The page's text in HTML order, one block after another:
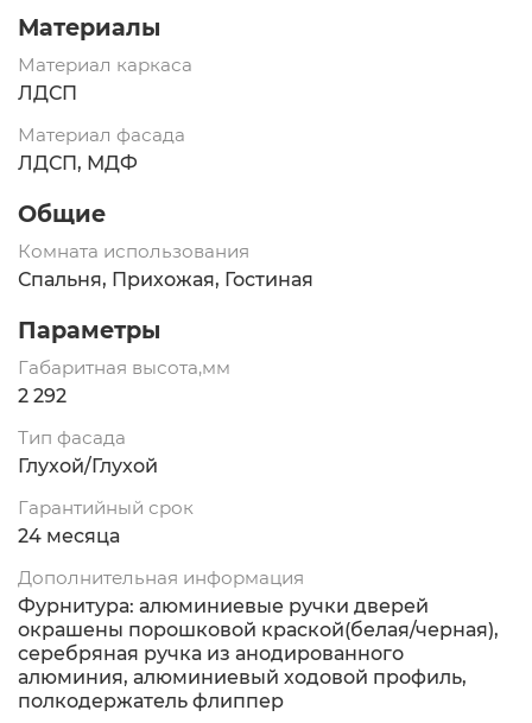
Материалы
Материал каркаса
ЛДСП
Материал фасада
ЛДСП, МДФ
Общие
Комната использования
Спальня, Прихожая, Гостиная
Параметры
Габаритная высота,мм
2 292
Тип фасада
Глухой/Глухой
Гарантийный срок
24 месяца
Дополнительная информация
Фурнитура: алюминиевые ручки дверей
окрашены порошковой краской(белая/черная),
серебряная ручка из анодированного
алюминия, алюминиевый ходовой профиль,
полкодержатель флиппер